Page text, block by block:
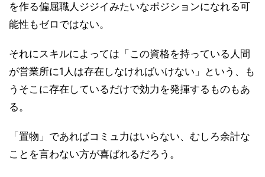
を作る偏屈職人ジジイみたいなポジションになれる可
能性もゼロではない。
それにスキルによっては「この資格を持っている人間
が営業所に1人は存在しなければいけない」という、も
うそこに存在しているだけで効力を発揮するものもあ
る。
「置物」であればコミュ力はいらない、むしろ余計な
ことを言わない方が喜ばれるだろう。